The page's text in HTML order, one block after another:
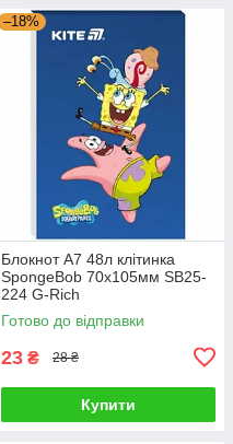
–18%
Блокнот А7 48л клітинка
SpongeBob 70х105мм SB25-
224 G-Rich
Готово до відправки
23 ₴ 28 ₴
Купити